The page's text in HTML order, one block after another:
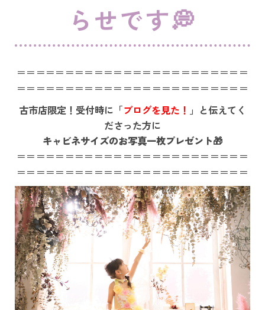
らせです💭
＝＝＝＝＝＝＝＝＝＝＝＝＝＝＝＝＝＝＝＝＝＝＝＝
＝＝＝＝＝＝＝＝＝＝＝＝＝＝＝＝＝＝＝＝＝＝＝＝
古市店限定！受付時に「ブログを見た！ 」と伝えてく
ださった方に
キャビネサイズのお写真一枚プレゼント🎁
＝＝＝＝＝＝＝＝＝＝＝＝＝＝＝＝＝＝＝＝＝＝＝＝
＝＝＝＝＝＝＝＝＝＝＝＝＝＝＝＝＝＝＝＝＝＝＝＝